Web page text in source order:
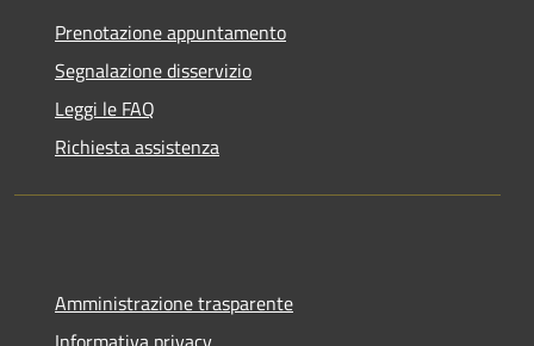
Prenotazione appuntamento
Segnalazione disservizio
Leggi le FAQ
Richiesta assistenza
Amministrazione trasparente